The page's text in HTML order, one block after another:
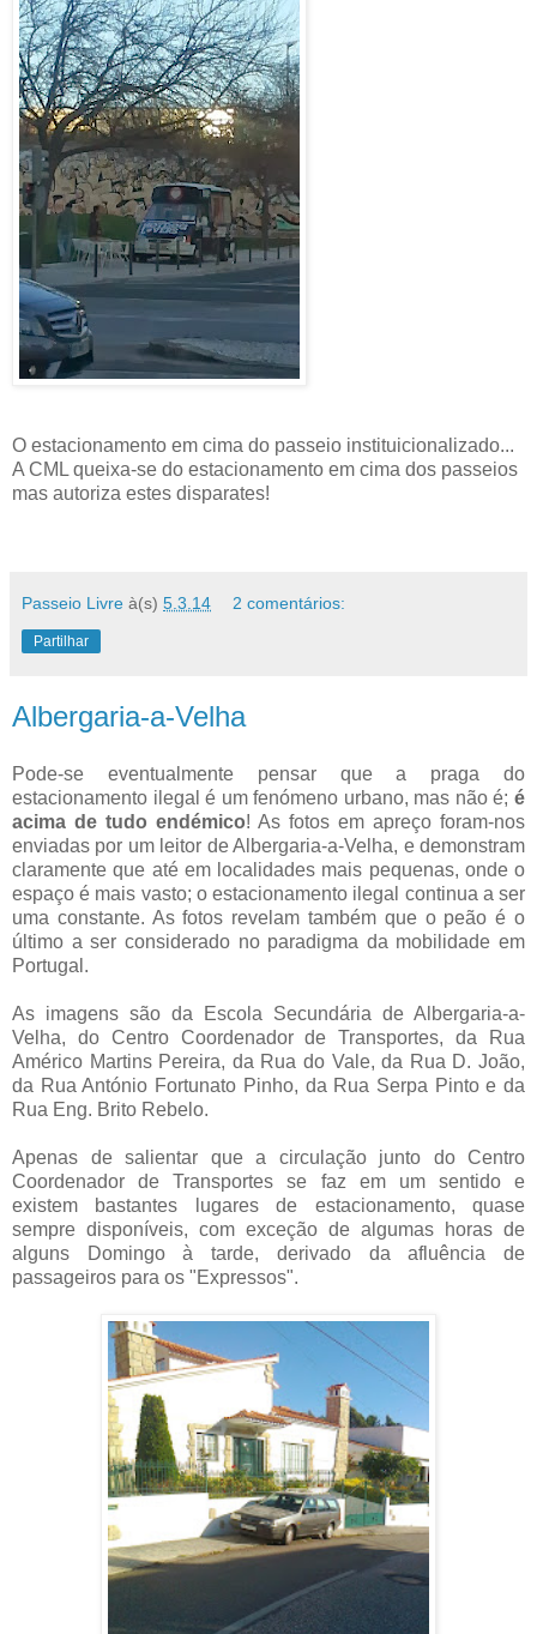
O estacionamento em cima do passeio instituicionalizado...
A CML queixa-se do estacionamento em cima dos passeios
mas autoriza estes disparates!
Passeio Livre à(s) 5.3.14 2 comentários:
Partilhar
Albergaria-a-Velha
Pode-se eventualmente pensar que a praga do
estacionamento ilegal é um fenómeno urbano, mas não é; é
acima de tudo endémico! As fotos em apreço foram-nos
enviadas por um leitor de Albergaria-a-Velha, e demonstram
claramente que até em localidades mais pequenas, onde o
espaço é mais vasto; o estacionamento ilegal continua a ser
uma constante. As fotos revelam também que o peão é o
último a ser considerado no paradigma da mobilidade em
Portugal.
As imagens são da Escola Secundária de Albergaria-a-
Velha, do Centro Coordenador de Transportes, da Rua
Américo Martins Pereira, da Rua do Vale, da Rua D. João,
da Rua António Fortunato Pinho, da Rua Serpa Pinto e da
Rua Eng. Brito Rebelo.
Apenas de salientar que a circulação junto do Centro
Coordenador de Transportes se faz em um sentido e
existem bastantes lugares de estacionamento, quase
sempre disponíveis, com exceção de algumas horas de
alguns Domingo à tarde, derivado da afluência de
passageiros para os "Expressos".